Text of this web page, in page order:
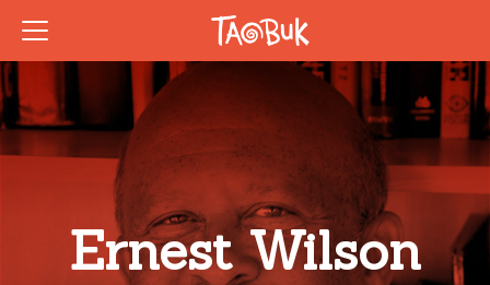
Ernest Wilson